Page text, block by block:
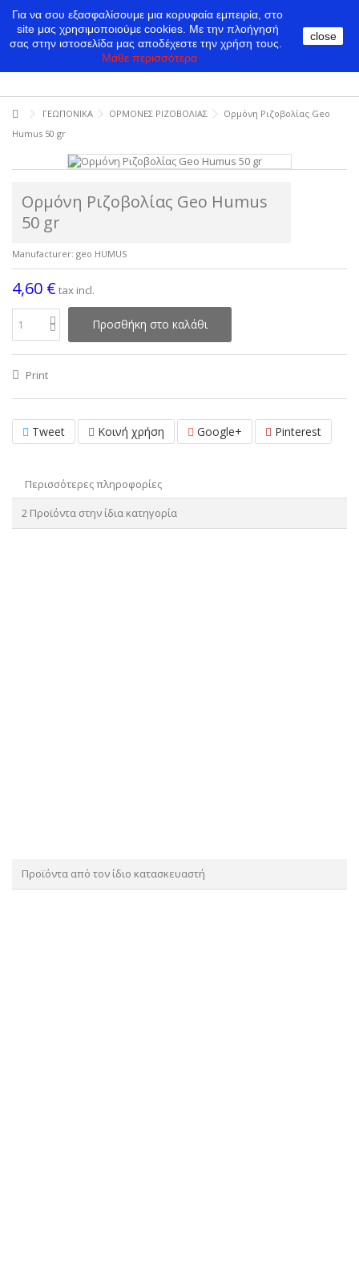
ΓΕΩΠΟΝΙΚΑ ΟΡΜΟΝΕΣ ΡΙΖΟΒΟΛΙΑΣ
Ορμόνη Ριζοβολίας Geo
Humus 50 gr
Ορμόνη Ριζοβολίας Geo Humus
50 gr
Manufacturer: geo HUMUS
4,60 €tax incl.
Προσθήκη στο καλάθι
Print
Tweet Κοινή χρήση Google+ Pinterest
Περισσότερες πληροφορίες
2 Προϊόντα στην ίδια κατηγορία
Προϊόντα από τον ίδιο κατασκευαστή
Για να σου εξασφαλίσουμε μια κορυφαία εμπειρία, στο
site μας χρησιμοποιούμε cookies. Με την πλοήγησή
σας στην ιστοσελίδα μας αποδέχεστε την χρήση τους.
Μάθε περισσότερα
close